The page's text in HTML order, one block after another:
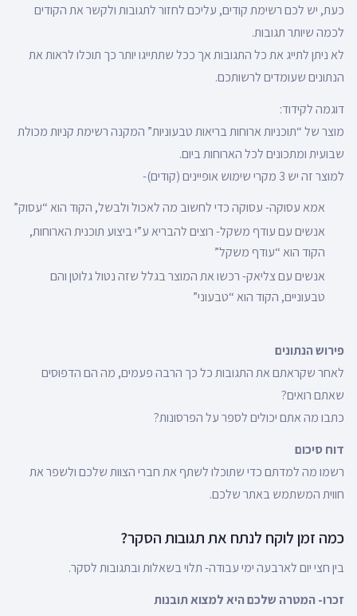
כעת, יש לכם רשימת קודים, עליכם לחזור לתגובות ולקשר את הקודים
לכמה שיותר תגובות.
לא ניתן לתייג את כל התגובות אך ככל שתתייגו יותר כך תוכלו לראות את
הנתונים שעומדים לרשותכם.
דוגמה לקידוד:
מוצר של “תוכניות ארוחות בריאות טבעוניות” המקנה רשימת קניות מכולת
שבועית ומתכונים לכל הארוחות ביום.
למוצר זה יש 3 מקרי שימוש אופיינים (קודים)-
אמא עסוקה- עסוקה כדי לחשוב מה לאכול ולבשל, הקוד הוא “עסוק”
אנשים עם עודף משקל- רוצים להבריא ע”י ביצוע תוכנית הארוחות,
הקוד הוא “עודף משקל”
אנשים עם צליאק- רכשו את המוצר בגלל שזה נטול גלוטן והם
טבעוניים, הקוד הוא “טבעוני”
פירוש הנתונים
לאחר שקראתם את התגובות כל כך הרבה פעמים, מה הם הדפוסים
שאתם רואים?
כתבו מה אתם יכולים לספר על הפרסונות?
דוח סיכום
רשמו מה למדתם כדי שתוכלו לשתף את חברי הצוות שלכם ולשפר את
חווית המשתמש באתר שלכם.
כמה זמן לוקח לנתח את תגובות הסקר?
בין חצי יום לארבעה ימי עבודה- תלוי בשאלות ובתגובות לסקר.
זכרו- המטרה שלכם היא למצוא תובנות